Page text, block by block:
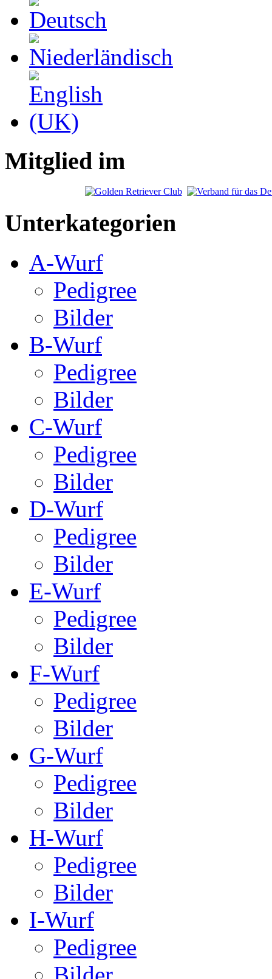
Mitglied im
Unterkategorien
A-Wurf
Pedigree
Bilder
B-Wurf
Pedigree
Bilder
C-Wurf
Pedigree
Bilder
D-Wurf
Pedigree
Bilder
E-Wurf
Pedigree
Bilder
F-Wurf
Pedigree
Bilder
G-Wurf
Pedigree
Bilder
H-Wurf
Pedigree
Bilder
I-Wurf
Pedigree